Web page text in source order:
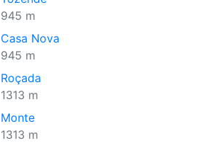
945 m
Casa Nova
945 m
Roçada
1313 m
Monte
1313 m